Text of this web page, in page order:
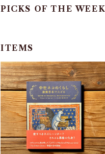
PICKS OF THE WEEK
ITEMS